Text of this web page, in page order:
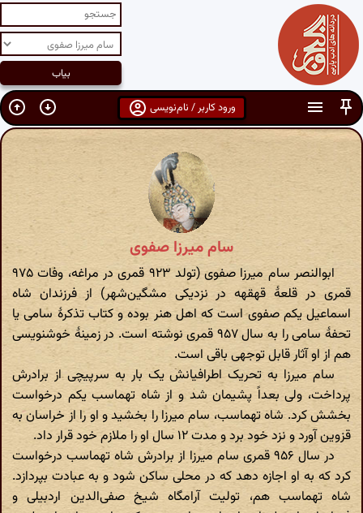
ورود کاربر / نام‌نویسی
سام میرزا صفوی
ابوالنصر سام میرزا صفوی (تولد ۹۲۳ قمری در مراغه، وفات ۹۷۵
قمری در قلعهٔ قهقهه در نزدیکی مشگین‌شهر) از فرزندان شاه
اسماعیل یکم صفوی است که اهل هنر بوده و کتاب تذکرهٔ سامی یا
تحفهٔ سامی را به سال ۹۵۷ قمری نوشته است. در زمینهٔ خوشنویسی
هم از او آثار قابل توجهی باقی است.
سام میرزا به تحریک اطرافیانش یک بار به سرپیچی از برادرش
پرداخت، ولی بعداً پشیمان شد و از شاه تهماسب یکم درخواست
بخشش کرد. شاه تهماسب، سام میرزا را بخشید و او را از خراسان به
قزوین آورد و نزد خود برد و مدت ۱۲ سال او را ملازم خود قرار داد.
در سال ۹۵۶ قمری سام میرزا از برادرش شاه تهماسب درخواست
کرد که به او اجازه دهد که در محلی ساکن شود و به عبادت بپردازد.
شاه تهماسب هم، تولیت آرامگاه شیخ صفی‌الدین اردبیلی و